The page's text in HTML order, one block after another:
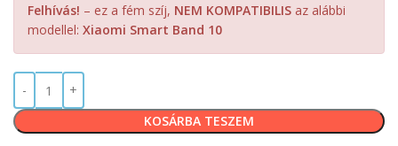
Felhívás! – ez a fém szíj, NEM KOMPATIBILIS az alábbi
modellel: Xiaomi Smart Band 10
KOSÁRBA TESZEM